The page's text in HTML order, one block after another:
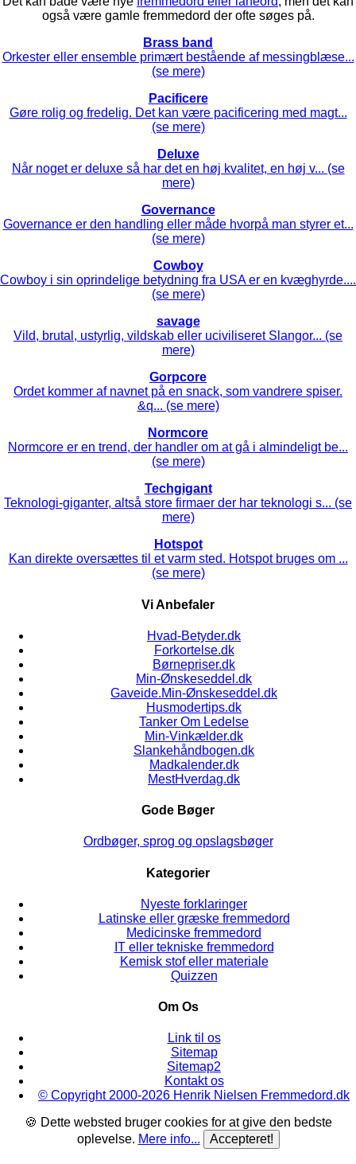
også være gamle fremmedord der ofte søges på.
Brass band
Orkester eller ensemble primært bestående af messingblæse...
(se mere)
Pacificere
Gøre rolig og fredelig. Det kan være pacificering med magt...
(se mere)
Deluxe
Når noget er deluxe så har det en høj kvalitet, en høj v... (se
mere)
Governance
Governance er den handling eller måde hvorpå man styrer et...
(se mere)
Cowboy
Cowboy i sin oprindelige betydning fra USA er en kvæghyrde....
(se mere)
savage
Vild, brutal, ustyrlig, vildskab eller uciviliseret Slangor... (se
mere)
Gorpcore
Ordet kommer af navnet på en snack, som vandrere spiser.
&q... (se mere)
Normcore
Normcore er en trend, der handler om at gå i almindeligt be...
(se mere)
Techgigant
Teknologi-giganter, altså store firmaer der har teknologi s... (se
mere)
Hotspot
Kan direkte oversættes til et varm sted. Hotspot bruges om ...
(se mere)
Vi Anbefaler
Hvad-Betyder.dk
Forkortelse.dk
Børnepriser.dk
Min-Ønskeseddel.dk
Gaveide.Min-Ønskeseddel.dk
Husmodertips.dk
Tanker Om Ledelse
Min-Vinkælder.dk
Slankehåndbogen.dk
Madkalender.dk
MestHverdag.dk
Gode Bøger
Ordbøger, sprog og opslagsbøger
Kategorier
Nyeste forklaringer
Latinske eller græske fremmedord
Medicinske fremmedord
IT eller tekniske fremmedord
Kemisk stof eller materiale
Quizzen
Om Os
Link til os
Sitemap
Sitemap2
Kontakt os
© Copyright 2000-2026 Henrik Nielsen Fremmedord.dk
🍪 Dette websted bruger cookies for at give den bedste
oplevelse. Mere info... Accepteret!